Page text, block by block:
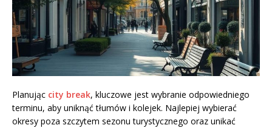
Planując city break, kluczowe jest wybranie odpowiedniego
terminu, aby uniknąć tłumów i kolejek. Najlepiej wybierać
okresy poza szczytem sezonu turystycznego oraz unikać